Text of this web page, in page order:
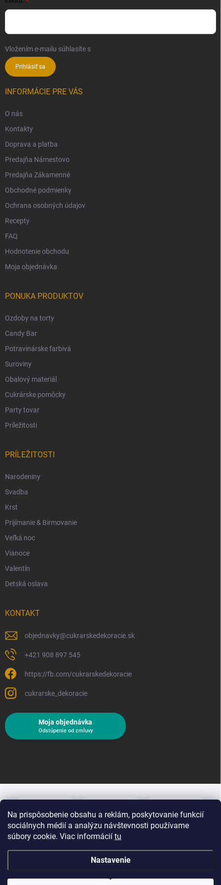
Na prispôsobenie obsahu a reklám, poskytovanie funkcií
sociálnych médií a analýzu návštevnosti používame
súbory cookie. Viac informácií tu
Nastavenie
Vložením e-mailu súhlasíte s
Prihlásiť sa
INFORMÁCIE PRE VÁS
O nás
Kontakty
Doprava a platba
Predajňa Námestovo
Predajňa Zákamenné
Obchodné podmienky
Ochrana osobných údajov
Recepty
FAQ
Hodnotenie obchodu
Moja objednávka
PONUKA PRODUKTOV
Ozdoby na torty
Candy Bar
Potravinárske farbivá
Suroviny
Obalový materiál
Cukrárske pomôcky
Party tovar
Príležitosti
PRÍLEŽITOSTI
Narodeniny
Svadba
Krst
Prijímanie & Birmovanie
Veľká noc
Vianoce
Valentín
Detská oslava
KONTAKT
objednavky@cukrarskedekoracie.sk
+421 908 897 545
https://fb.com/cukrarskedekoracie
cukrarske_dekoracie
Moja objednávka
Odstúpenie od zmluvy
Copyright 2026Cukrárske dekorácie. Všetky práva vyhradené.Upraviť